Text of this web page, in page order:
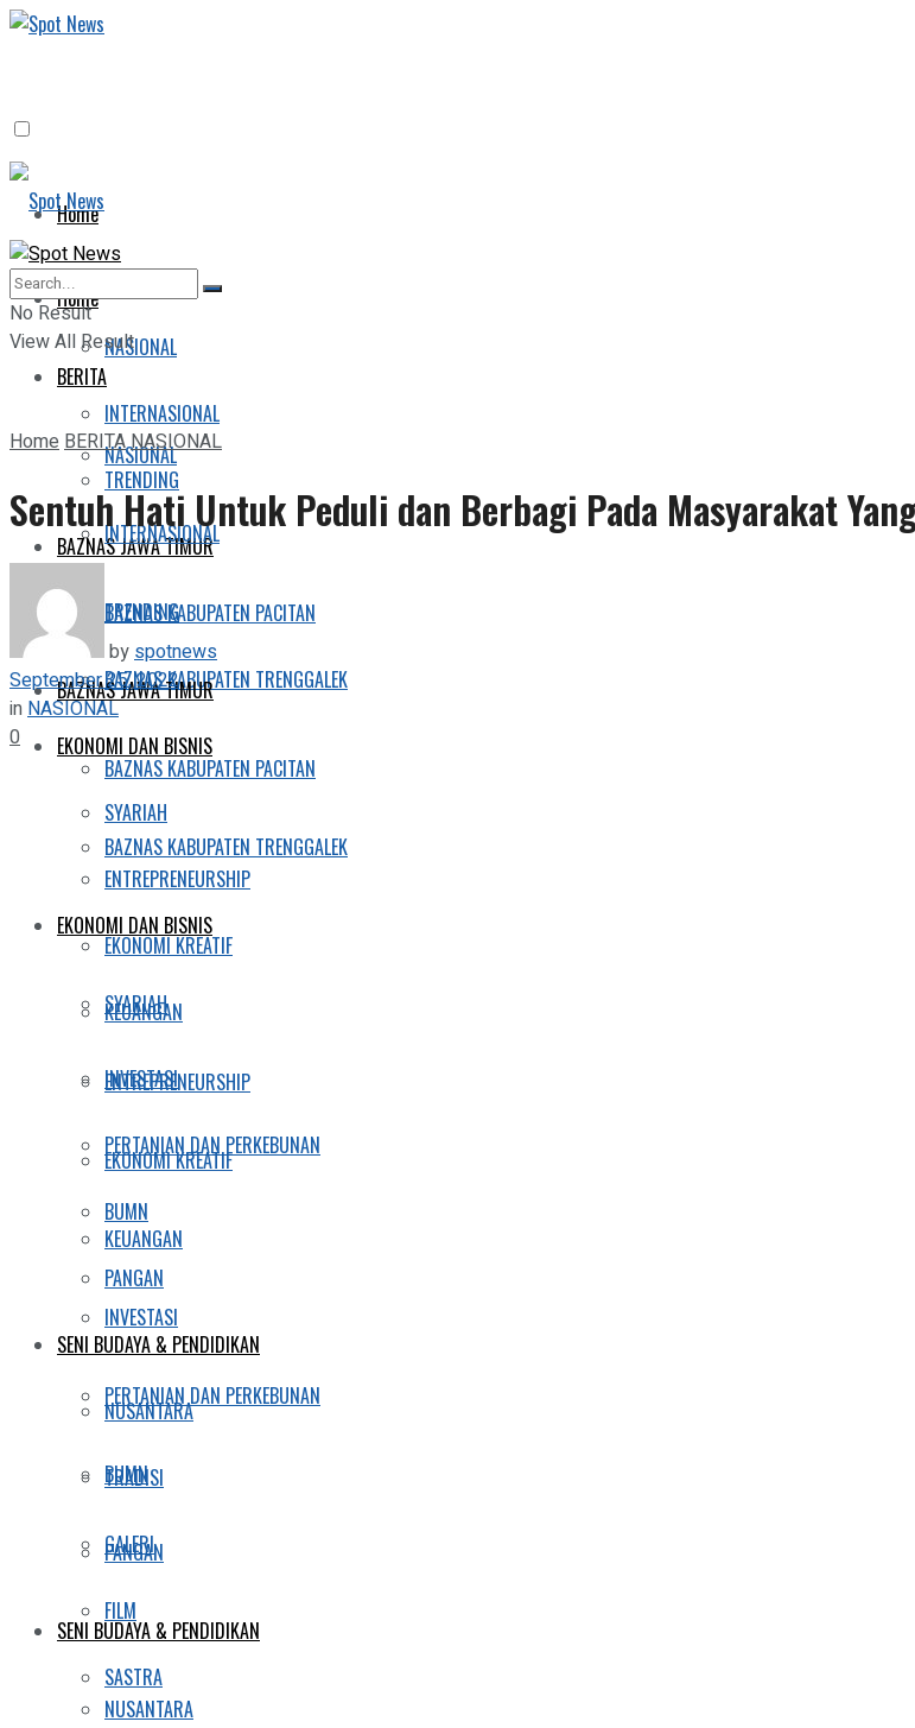
Home
BERITA
NASIONAL
INTERNASIONAL
TRENDING
BAZNAS JAWA TIMUR
BAZNAS KABUPATEN PACITAN
BAZNAS KABUPATEN TRENGGALEK
EKONOMI DAN BISNIS
SYARIAH
ENTREPRENEURSHIP
EKONOMI KREATIF
KEUANGAN
INVESTASI
PERTANIAN DAN PERKEBUNAN
BUMN
PANGAN
SENI BUDAYA & PENDIDIKAN
NUSANTARA
TRADISI
GALERI
FILM
SASTRA
Home
BERITA
NASIONAL
INTERNASIONAL
TRENDING
BAZNAS JAWA TIMUR
BAZNAS KABUPATEN PACITAN
BAZNAS KABUPATEN TRENGGALEK
EKONOMI DAN BISNIS
SYARIAH
ENTREPRENEURSHIP
EKONOMI KREATIF
KEUANGAN
INVESTASI
PERTANIAN DAN PERKEBUNAN
BUMN
PANGAN
SENI BUDAYA & PENDIDIKAN
NUSANTARA
No Result
View All Result
HomeBERITANASIONAL
Sentuh Hati Untuk Peduli dan Berbagi Pada Masyarakat
byspotnews
September 25, 2022
inNASIONAL
0